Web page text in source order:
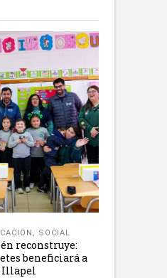
, SOCIAL
reconstruye:
beneficiará a
Illapel